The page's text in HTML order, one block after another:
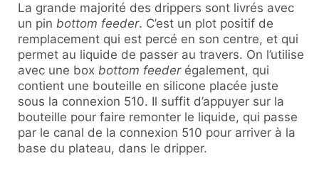
La grande majorité des drippers sont livrés avec
un pin bottom feeder. C’est un plot positif de
remplacement qui est percé en son centre, et qui
permet au liquide de passer au travers. On l’utilise
avec une box bottom feederégalement, qui
contient une bouteille en silicone placée juste
sous la connexion 510. Il suffit d’appuyer sur la
bouteille pour faire remonter le liquide, qui passe
par le canal de la connexion 510 pour arriver à la
base du plateau, dans le dripper.